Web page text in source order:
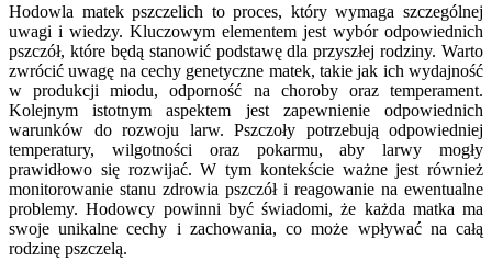
Hodowla matek pszczelich to proces, który wymaga szczególnej
uwagi i wiedzy. Kluczowym elementem jest wybór odpowiednich
pszczół, które będą stanowić podstawę dla przyszłej rodziny. Warto
zwrócić uwagę na cechy genetyczne matek, takie jak ich wydajność
w produkcji miodu, odporność na choroby oraz temperament.
Kolejnym istotnym aspektem jest zapewnienie odpowiednich
warunków do rozwoju larw. Pszczoły potrzebują odpowiedniej
temperatury, wilgotności oraz pokarmu, aby larwy mogły
prawidłowo się rozwijać. W tym kontekście ważne jest również
monitorowanie stanu zdrowia pszczół i reagowanie na ewentualne
problemy. Hodowcy powinni być świadomi, że każda matka ma
swoje unikalne cechy i zachowania, co może wpływać na całą
rodzinę pszczelą.